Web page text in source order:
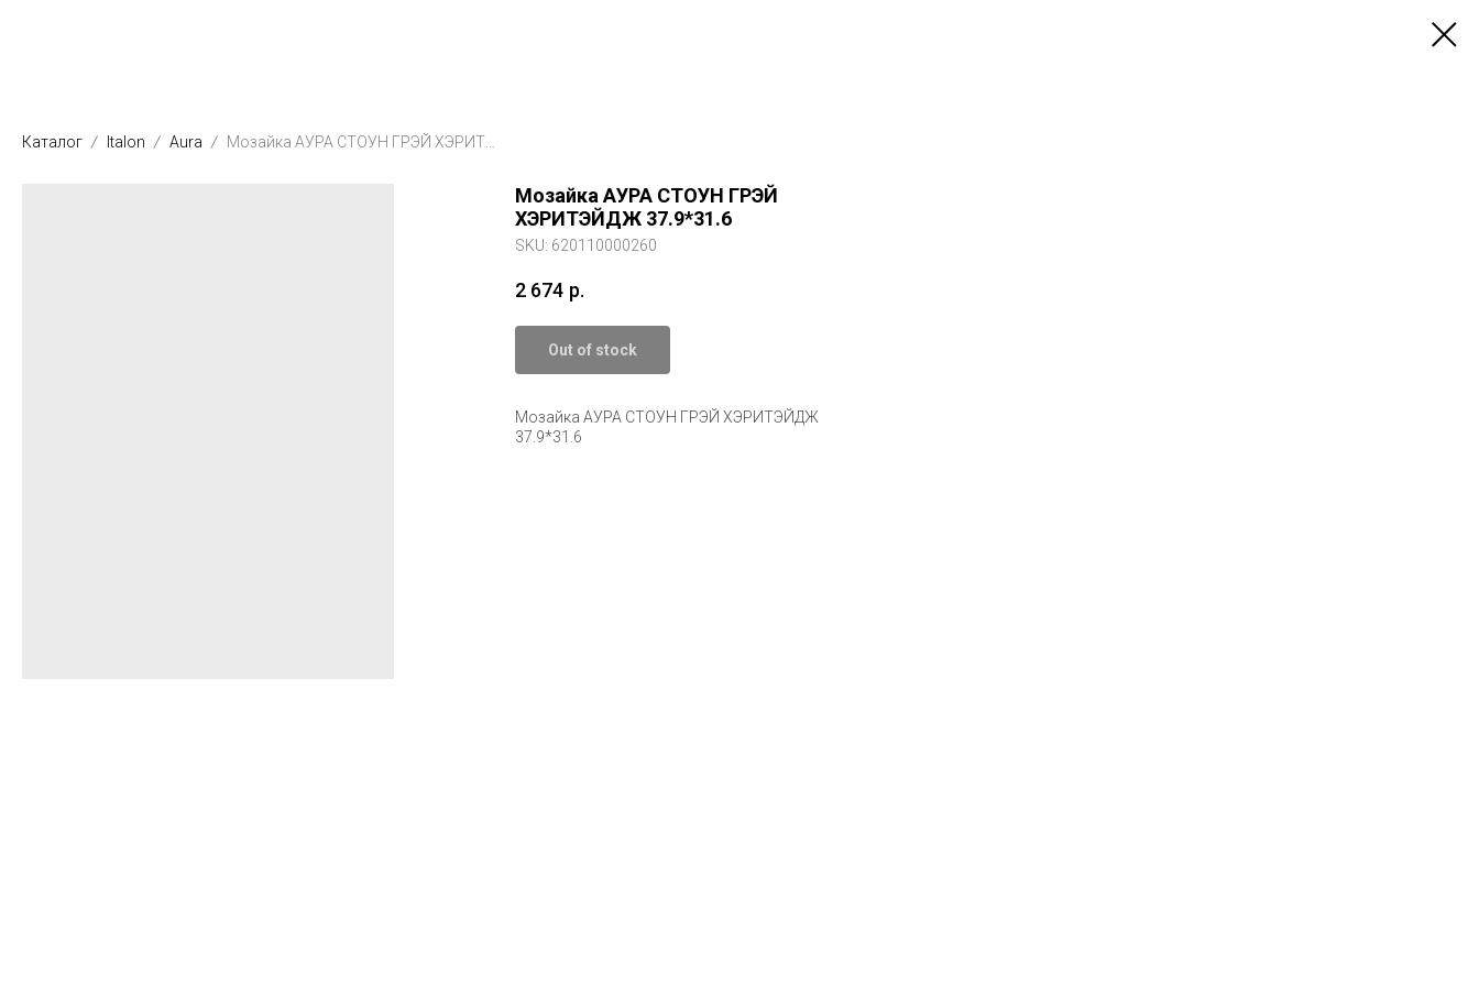
Каталог Italon Aura
Мозайка АУРА СТОУН ГРЭЙ
ХЭРИТЭЙДЖ 37.9*31.6
SKU: 620110000260
2 674 р.
Out of stock
Мозайка АУРА СТОУН ГРЭЙ ХЭРИТЭЙДЖ
37.9*31.6